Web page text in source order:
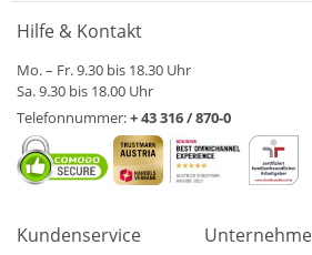
Hilfe & Kontakt
Mo. – Fr. 9.30 bis 18.30 Uhr
Sa. 9.30 bis 18.00 Uhr
Telefonnummer:+ 43 316 / 870-0
Kundenservice